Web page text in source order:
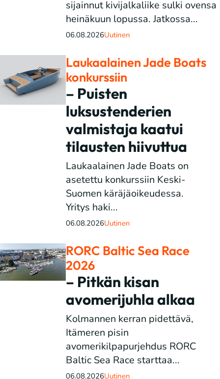
sijainnut kivijalkaliike sulki ovensa
heinäkuun lopussa. Jatkossa...
06.08.2026Uutinen
Laukaalainen Jade Boats
konkurssiin
– Puisten
luksustenderien
valmistaja kaatui
tilausten hiivuttua
Laukaalainen Jade Boats on
asetettu konkurssiin Keski-
Suomen käräjäoikeudessa.
Yritys haki...
06.08.2026Uutinen
RORC Baltic Sea Race
2026
– Pitkän kisan
avomerijuhla alkaa
Kolmannen kerran pidettävä,
Itämeren pisin
avomerikilpapurjehdus RORC
Baltic Sea Race starttaa...
06.08.2026Uutinen